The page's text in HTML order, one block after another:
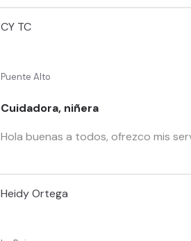
CY TC
Puente Alto
Cuidadora, niñera
Hola buenas a todos, ofrezco mis
Heidy Ortega